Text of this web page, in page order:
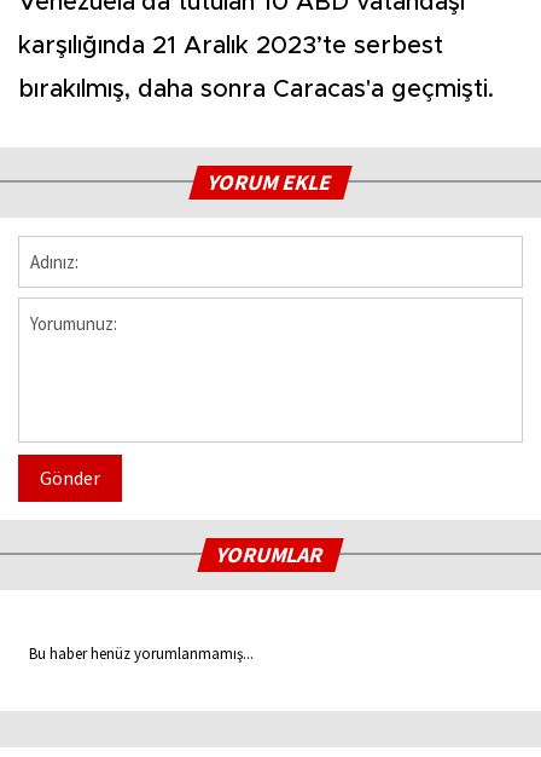
karşılığında 21 Aralık 2023’te serbest
bırakılmış, daha sonra Caracas'a geçmişti.
YORUM EKLE
Gönder
YORUMLAR
Bu haber henüz yorumlanmamış...